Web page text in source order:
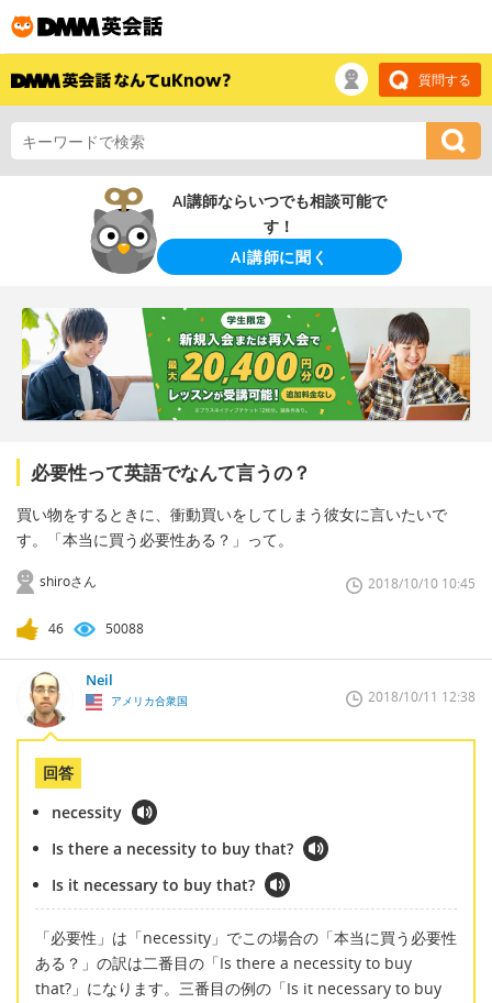
質問する
AI講師ならいつでも相談可能で
す！
AI講師に聞く
必要性って英語でなんて言うの？
買い物をするときに、衝動買いをしてしまう彼女に言いたいで
す。「本当に買う必要性ある？」って。
shiroさん 2018/10/10 10:45
46 50088
Neil
アメリカ合衆国 2018/10/11 12:38
回答
necessity
Is there a necessity to buy that?
Is it necessary to buy that?
「必要性」は「necessity」でこの場合の「本当に買う必要性
ある？」の訳は二番目の「Is there a necessity to buy
that?」になります。三番目の例の「Is it necessary to buy